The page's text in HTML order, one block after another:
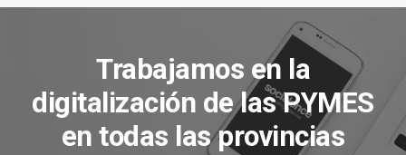
Trabajamos en la
digitalización de las PYMES
en todas las provincias